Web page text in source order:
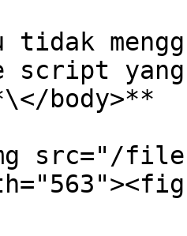
tidak
script
body>**
src="/files/